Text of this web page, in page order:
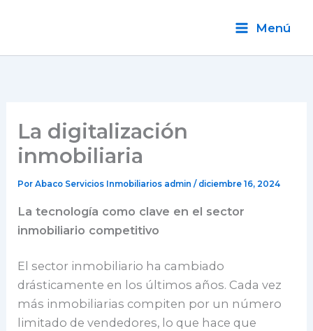
Menú
La digitalización
inmobiliaria
Por Abaco Servicios Inmobiliarios admin/ diciembre 16, 2024
La tecnología como clave en el sector
inmobiliario competitivo
El sector inmobiliario ha cambiado
drásticamente en los últimos años. Cada vez
más inmobiliarias compiten por un número
limitado de vendedores, lo que hace que